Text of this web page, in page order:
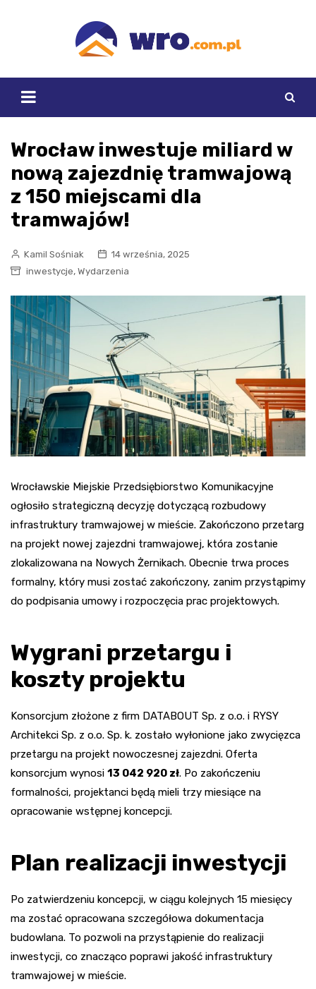
Wrocław inwestuje miliard w
nową zajezdnię tramwajową
z 150 miejscami dla
tramwajów!
Kamil Sośniak
14 września, 2025
inwestycje, Wydarzenia
Wrocławskie Miejskie Przedsiębiorstwo Komunikacyjne
ogłosiło strategiczną decyzję dotyczącą rozbudowy
infrastruktury tramwajowej w mieście. Zakończono przetarg
na projekt nowej zajezdni tramwajowej, która zostanie
zlokalizowana na Nowych Żernikach. Obecnie trwa proces
formalny, który musi zostać zakończony, zanim przystąpimy
do podpisania umowy i rozpoczęcia prac projektowych.
Wygrani przetargu i
koszty projektu
Konsorcjum złożone z firm DATABOUT Sp. z o.o. i RYSY
Architekci Sp. z o.o. Sp. k. zostało wyłonione jako zwycięzca
przetargu na projekt nowoczesnej zajezdni. Oferta
konsorcjum wynosi 13 042 920 zł. Po zakończeniu
formalności, projektanci będą mieli trzy miesiące na
opracowanie wstępnej koncepcji.
Plan realizacji inwestycji
Po zatwierdzeniu koncepcji, w ciągu kolejnych 15 miesięcy
ma zostać opracowana szczegółowa dokumentacja
budowlana. To pozwoli na przystąpienie do realizacji
inwestycji, co znacząco poprawi jakość infrastruktury
tramwajowej w mieście.